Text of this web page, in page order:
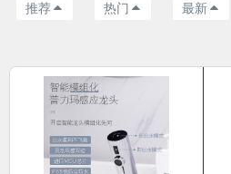
推荐 热门 最新